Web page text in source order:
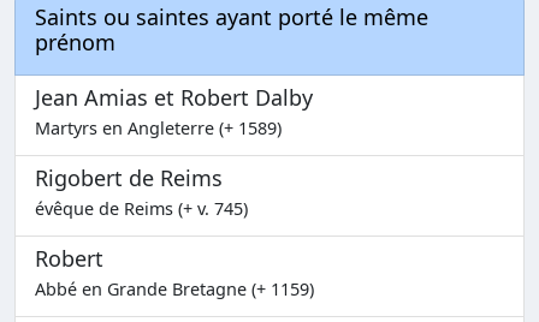
Saints ou saintes ayant porté le même
prénom
Jean Amias et Robert Dalby
Martyrs en Angleterre (+ 1589)
Rigobert de Reims
évêque de Reims (+ v. 745)
Robert
Abbé en Grande Bretagne (+ 1159)